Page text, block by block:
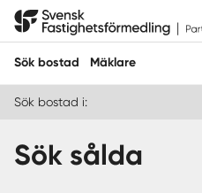
Hoppa
Svensk Fastighetsförmedling
Sök bostad Mäklare
Hitta mäklare
Sök bostad i:
Sök sålda